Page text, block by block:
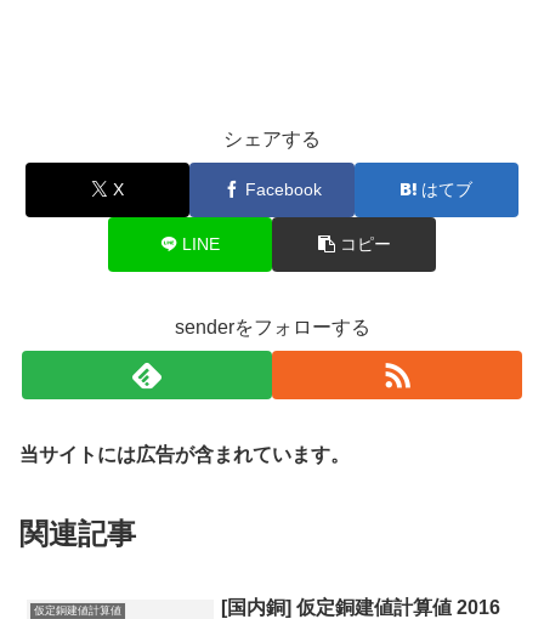
シェアする
X Facebook はてブ
LINE コピー
senderをフォローする
当サイトには広告が含まれています。
関連記事
仮定銅建値計算値
[国内銅] 仮定銅建値計算値 2016